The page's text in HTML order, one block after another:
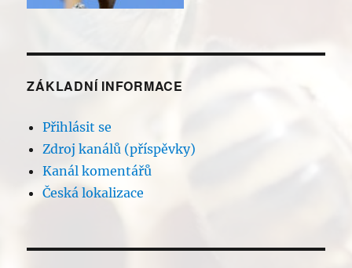
ZÁKLADNÍ INFORMACE
Přihlásit se
Zdroj kanálů (příspěvky)
Kanál komentářů
Česká lokalizace